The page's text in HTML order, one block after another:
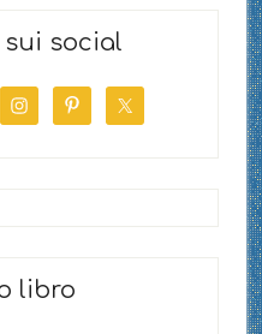
sui social
libro